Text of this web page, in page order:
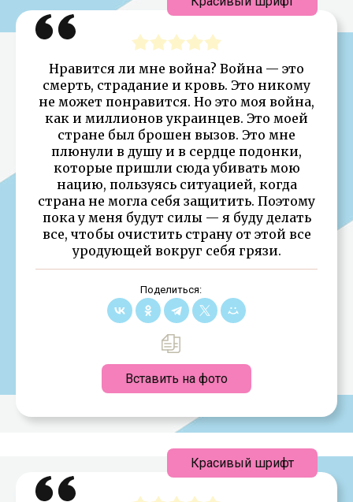
Нравится ли мне война? Война — это
смерть, страдание и кровь. Это никому
не может понравится. Но это моя война,
как и миллионов украинцев. Это моей
стране был брошен вызов. Это мне
плюнули в душу и в сердце подонки,
которые пришли сюда убивать мою
нацию, пользуясь ситуацией, когда
страна не могла себя защитить. Поэтому
пока у меня будут силы — я буду делать
все, чтобы очистить страну от этой все
уродующей вокруг себя грязи.
Поделиться:
Вставить на фото
Красивый шрифт